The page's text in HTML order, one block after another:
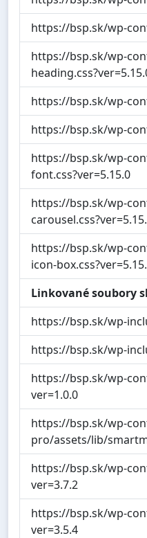
https://bsp.sk/wp-
https://bsp.sk/wp-
https://bsp.sk/wp-
https://bsp.sk/wp-
https://bsp.sk/wp-
font.css?ver=5.15.0
https://bsp.sk/wp-
https://bsp.sk/wp-
icon-
Linkované soubory
https://bsp.sk/wp-
https://bsp.sk/wp-
https://bsp.sk/wp-
ver=1.0.0
https://bsp.sk/wp-
pro/assets/lib/
https://bsp.sk/wp-
ver=3.7.2
https://bsp.sk/wp-
ver=3.5.4